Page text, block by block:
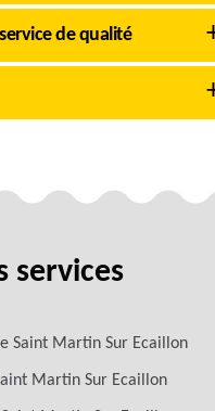
de qualité
services
Saint Martin Sur Ecaillon
Martin Sur Ecaillon